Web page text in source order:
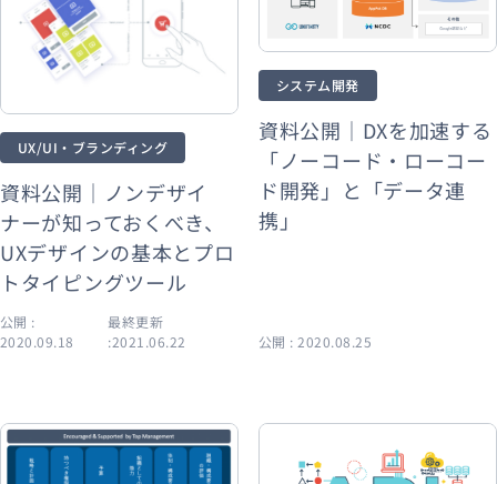
UX/UI・ブランディング
資料公開｜ノンデザイ
ナーが知っておくべき、
UXデザインの基本とプロ
トタイピングツール
公開 :
2020.09.18
最終更新
:2021.06.22
システム開発
資料公開｜DXを加速する
「ノーコード・ローコー
ド開発」と「データ連
携」
公開 : 2020.08.25